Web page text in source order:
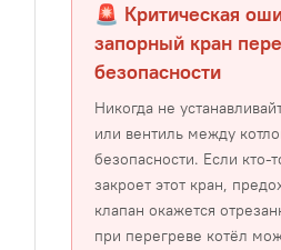
🚨 Критическая
запорный кран
безопасности
Никогда не
или вентиль между
безопасности. Если кто-
закроет этот кран,
клапан окажется
при перегреве котёл